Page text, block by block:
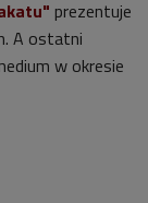
prezentuje
A ostatni
w okresie